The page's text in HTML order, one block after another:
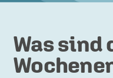
Was sind